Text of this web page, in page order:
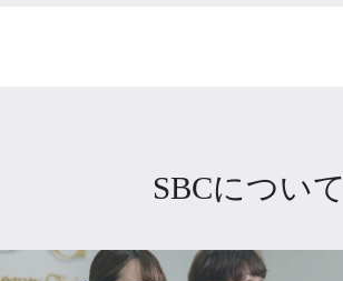
SBCについて